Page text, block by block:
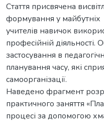
Стаття присвячена
формування у майбутніх
учителів навичок
професійній діяльності.
застосування в
планування часу, які
самоорганізації.
Наведено фрагмент
практичного заняття
процесі за допомогою